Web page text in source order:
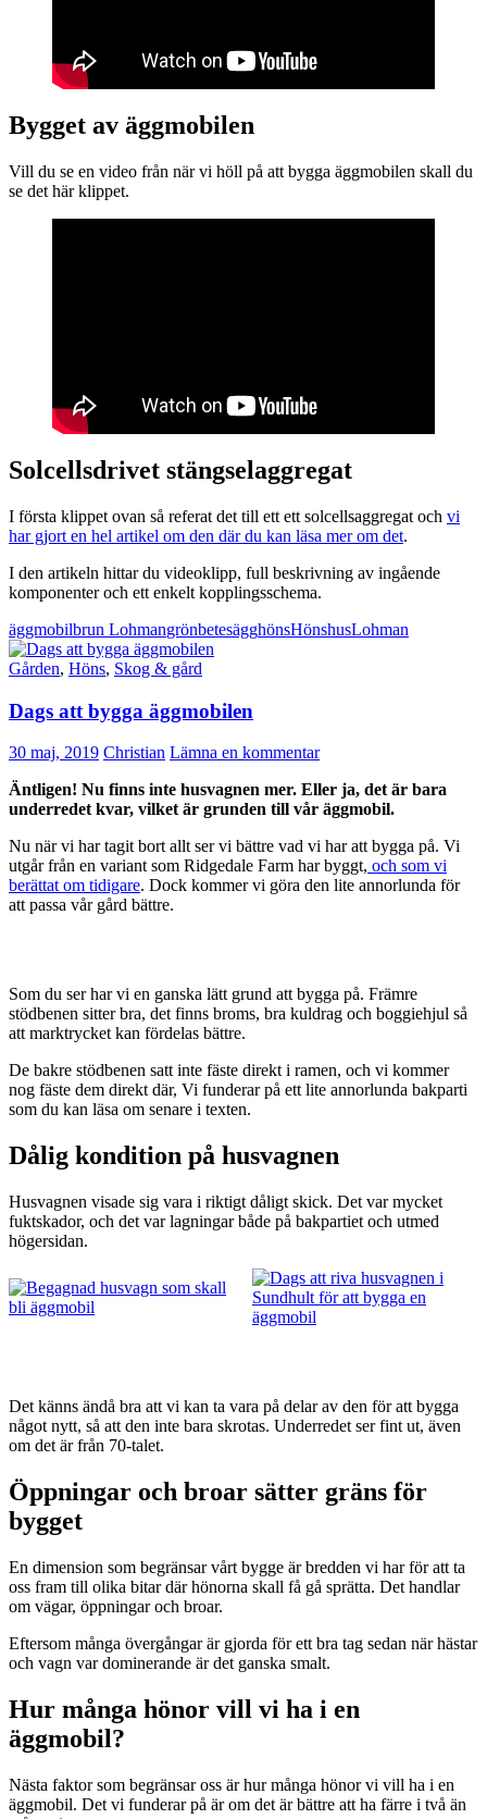
Bygget av äggmobilen
Vill du se en video från när vi höll på att bygga äggmobilen skall du
se det här klippet.
Solcellsdrivet stängselaggregat
I första klippet ovan så referat det till ett ett solcellsaggregat och vi
har gjort en hel artikel om den där du kan läsa mer om det.
I den artikeln hittar du videoklipp, full beskrivning av ingående
komponenter och ett enkelt kopplingsschema.
äggmobilbrun LohmangrönbetesägghönsHönshusLohman
Gården, Höns, Skog & gård
Dags att bygga äggmobilen
30 maj, 2019 Christian Lämna en kommentar
Äntligen! Nu finns inte husvagnen mer. Eller ja, det är bara
underredet kvar, vilket är grunden till vår äggmobil.
Nu när vi har tagit bort allt ser vi bättre vad vi har att bygga på. Vi
utgår från en variant som Ridgedale Farm har byggt, och som vi
berättat om tidigare. Dock kommer vi göra den lite annorlunda för
att passa vår gård bättre.
Som du ser har vi en ganska lätt grund att bygga på. Främre
stödbenen sitter bra, det finns broms, bra kuldrag och boggiehjul så
att marktrycket kan fördelas bättre.
De bakre stödbenen satt inte fäste direkt i ramen, och vi kommer
nog fäste dem direkt där, Vi funderar på ett lite annorlunda bakparti
som du kan läsa om senare i texten.
Dålig kondition på husvagnen
Husvagnen visade sig vara i riktigt dåligt skick. Det var mycket
fuktskador, och det var lagningar både på bakpartiet och utmed
högersidan.
Det känns ändå bra att vi kan ta vara på delar av den för att bygga
något nytt, så att den inte bara skrotas. Underredet ser fint ut, även
om det är från 70-talet.
Öppningar och broar sätter gräns för
bygget
En dimension som begränsar vårt bygge är bredden vi har för att ta
oss fram till olika bitar där hönorna skall få gå sprätta. Det handlar
om vägar, öppningar och broar.
Eftersom många övergångar är gjorda för ett bra tag sedan när hästar
och vagn var dominerande är det ganska smalt.
Hur många hönor vill vi ha i en
äggmobil?
Nästa faktor som begränsar oss är hur många hönor vi vill ha i en
äggmobil. Det vi funderar på är om det är bättre att ha färre i två än